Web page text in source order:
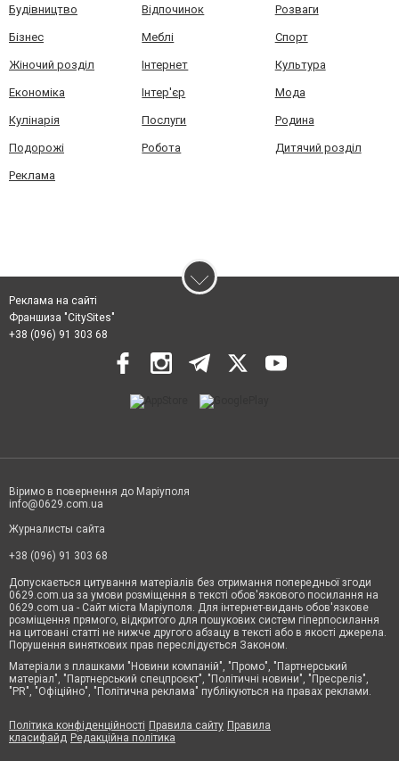
Будівництво Відпочинок Розваги
Бізнес Меблі Спорт
Жіночий розділ Інтернет Культура
Економіка Інтер'єр Мода
Кулінарія Послуги Родина
Подорожі Робота Дитячий розділ
Реклама
Реклама на сайті
Франшиза "CitySites"
+38 (096) 91 303 68
Віримо в повернення до Маріуполя
info@0629.com.ua
Журналисты сайта
+38 (096) 91 303 68
Допускається цитування матеріалів без отримання попередньої згоди
0629.com.ua за умови розміщення в тексті обов'язкового посилання на
0629.com.ua - Сайт міста Маріуполя. Для інтернет-видань обов'язкове
розміщення прямого, відкритого для пошукових систем гіперпосилання
на цитовані статті не нижче другого абзацу в тексті або в якості джерела.
Порушення виняткових прав переслідується Законом.
Матеріали з плашками "Новини компаній", "Промо", "Партнерський
матеріал", "Партнерський спецпроєкт", "Політичні новини", "Пресреліз",
"PR", "Офіційно", "Політична реклама" публікуються на правах реклами.
Політика конфіденційності Правила сайту Правила
класифайд Редакційна політика